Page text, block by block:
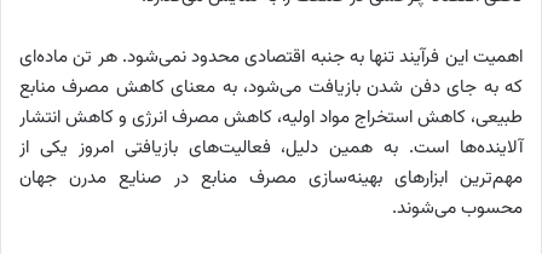
اهمیت این فرآیند تنها به جنبه اقتصادی محدود نمی‌شود. هر تن ماده‌ای
که به جای دفن شدن بازیافت می‌شود، به معنای کاهش مصرف منابع
طبیعی، کاهش استخراج مواد اولیه، کاهش مصرف انرژی و کاهش انتشار
آلاینده‌ها است. به همین دلیل، فعالیت‌های بازیافتی امروز یکی از
مهم‌ترین ابزارهای بهینه‌سازی مصرف منابع در صنایع مدرن جهان
محسوب می‌شوند.